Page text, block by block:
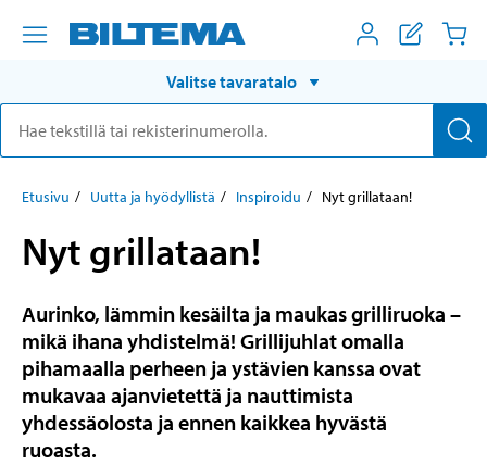
Valitse tavaratalo
Etusivu Uutta ja hyödyllistä Inspiroidu Nyt grillataan!
Nyt grillataan!
Aurinko, lämmin kesäilta ja maukas grilliruoka –
mikä ihana yhdistelmä! Grillijuhlat omalla
pihamaalla perheen ja ystävien kanssa ovat
mukavaa ajanvietettä ja nauttimista
yhdessäolosta ja ennen kaikkea hyvästä
ruoasta.